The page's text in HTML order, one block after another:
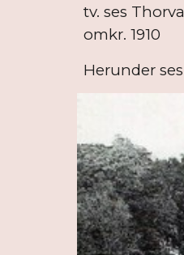
tv. ses
omkr. 1910
Herunder